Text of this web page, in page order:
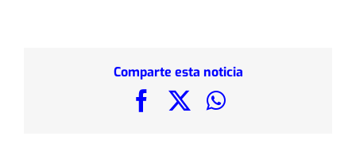
Comparte esta noticia
FacebookWhatsApp